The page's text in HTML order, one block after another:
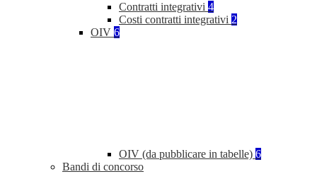
Contratti integrativi 4
Costi contratti integrativi 2
OIV 6
OIV (da pubblicare in tabelle) 6
Bandi di concorso